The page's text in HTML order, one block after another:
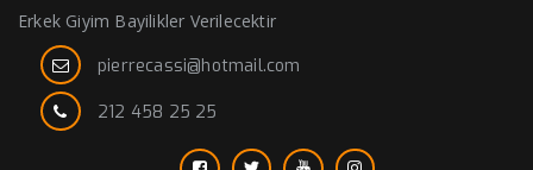
Erkek Giyim Bayilikler Verilecektir
pierrecassi@hotmail.com
212 458 25 25